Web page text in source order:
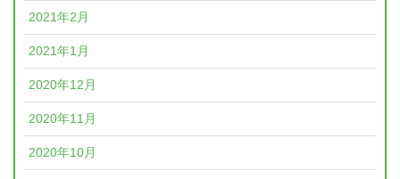
2021年2月
2021年1月
2020年12月
2020年11月
2020年10月